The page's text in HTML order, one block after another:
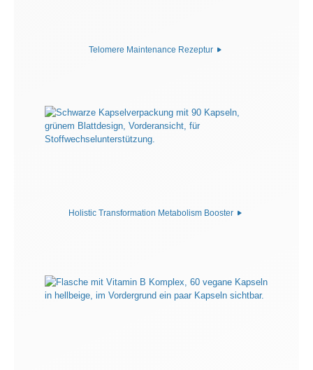
Telomere Maintenance Rezeptur
Holistic Transformation Metabolism Booster